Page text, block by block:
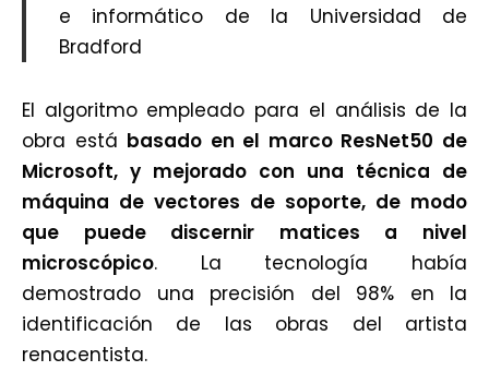
e informático de la Universidad de
Bradford
El algoritmo empleado para el análisis de la
obra está basado en el marco ResNet50 de
Microsoft, y mejorado con una técnica de
máquina de vectores de soporte, de modo
que puede discernir matices a nivel
microscópico. La tecnología había
demostrado una precisión del 98% en la
identificación de las obras del artista
renacentista.